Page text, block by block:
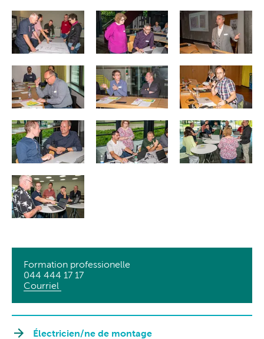
Formation professionelle
044 444 17 17
Courriel
Électricien/ne de montage